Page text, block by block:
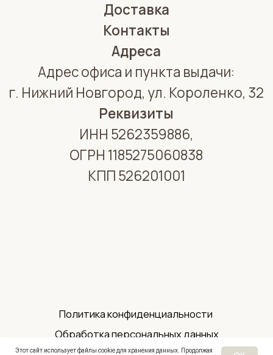
Политика конфиденциальности
Этот сайт использует файлы cookie для хранения данных. Продолжая